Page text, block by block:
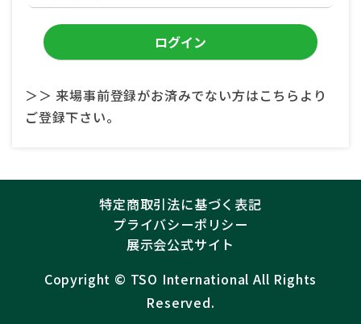
＞＞ 来場事前登録がお済みでない方はこちらより
ご登録下さい。
特定商取引法に基づく表記
プライバシーポリシー
展示会公式サイト
Copyright ©︎ TSO International All Rights
Reserved.